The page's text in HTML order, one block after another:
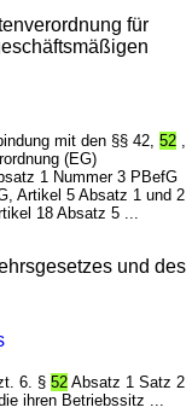
für
mit den §§ 42,52 ,
(EG)
1 Nummer 3 PBefG
Artikel 5 Absatz 1 und 2
18 Absatz 5 ...
und des
6. §52 Absatz 1 Satz 2
ihren Betriebssitz ...